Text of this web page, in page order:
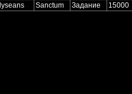
Sanctum Задание 15000